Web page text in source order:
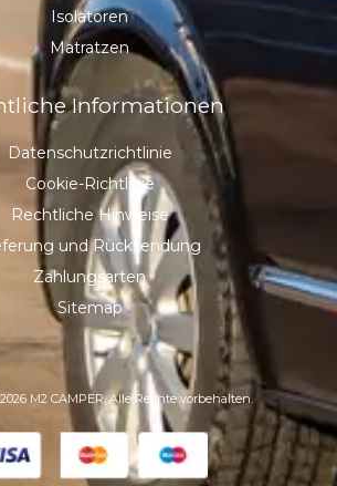
Isolatoren
Matratzen
Informationen
Datenschutzrichtlinie
Cookie-Richtlinie
Rechtliche Hinweise
und Rücksendung
Zahlungsarten
Sitemap
M2 CAMPER, Alle Rechte vorbehalten.